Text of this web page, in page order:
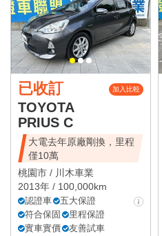
已收訂 加入比較
TOYOTA
PRIUS C
大電去年原廠剛換，里程
僅10萬
桃園市 / 川木車業
2013年 / 100,000km
認證車
五大保證
符合保固
里程保證
實車實價
友善試車